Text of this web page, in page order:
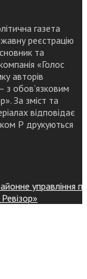
газета
реєстрацію
та
«Голос
авторів
з обов’язковим
За зміст та
відповідає
Р друкуються
управління